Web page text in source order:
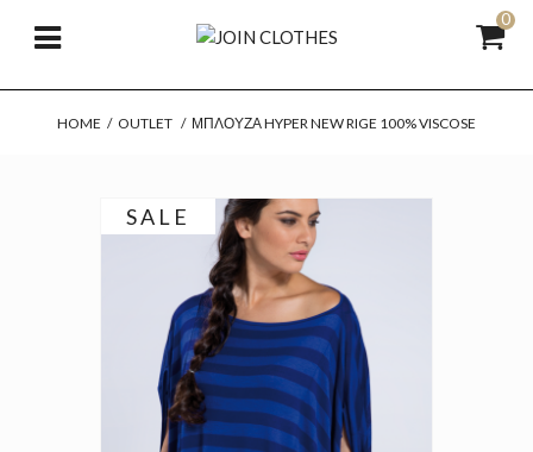
0
HOME / OUTLET / ΜΠΛΟΎΖΑ HYPER NEW RIGE 100% VISCOSE
SALE